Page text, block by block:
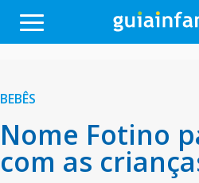
BEBÊS
Nome Fotino
com as